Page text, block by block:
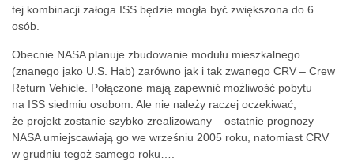
tej kombinacji załoga ISS będzie mogła być zwiększona do 6
osób.
Obecnie NASA planuje zbudowanie modułu mieszkalnego
(znanego jako U.S. Hab) zarówno jak i tak zwanego CRV – Crew
Return Vehicle. Połączone mają zapewnić możliwość pobytu
na ISS siedmiu osobom. Ale nie należy raczej oczekiwać,
że projekt zostanie szybko zrealizowany – ostatnie prognozy
NASA umiejscawiają go we wrześniu 2005 roku, natomiast CRV
w grudniu tegoż samego roku….